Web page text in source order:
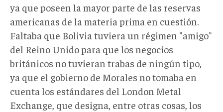
ya que poseen la mayor parte de las reservas
americanas de la materia prima en cuestión.
Faltaba que Bolivia tuviera un régimen "amigo"
del Reino Unido para que los negocios
británicos no tuvieran trabas de ningún tipo,
ya que el gobierno de Morales no tomaba en
cuenta los estándares del London Metal
Exchange, que designa, entre otras cosas, los